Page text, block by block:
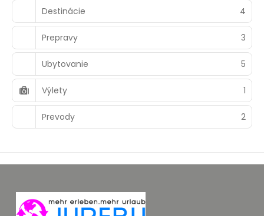
Destinácie
4
Prepravy 3
Ubytovanie 5
Výlety 1
Prevody 2